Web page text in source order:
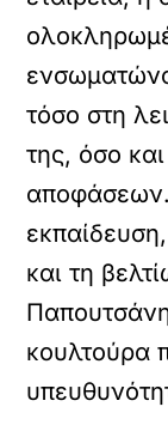
τόσο στη
της, όσο
και τη
κουλτούρα